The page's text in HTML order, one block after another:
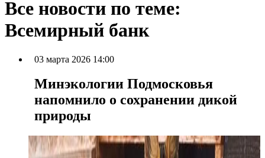
Все новости по теме:
Всемирный банк
03 марта 2026 14:00
Минэкологии Подмосковья
напомнило о сохранении дикой
природы